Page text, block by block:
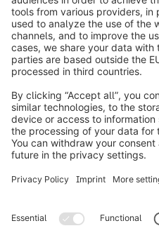
Over Shopware
Product
Oplossingen